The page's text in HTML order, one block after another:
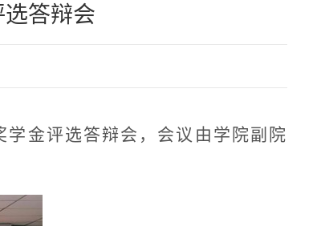
答辩会
学金评选答辩会，会议由学院副院